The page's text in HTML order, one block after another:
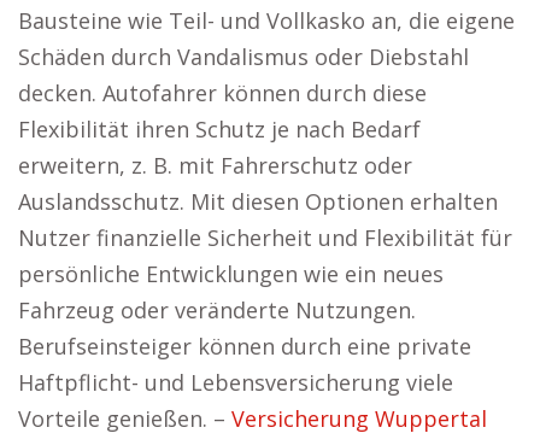
Bausteine wie Teil- und Vollkasko an, die eigene
Schäden durch Vandalismus oder Diebstahl
decken. Autofahrer können durch diese
Flexibilität ihren Schutz je nach Bedarf
erweitern, z. B. mit Fahrerschutz oder
Auslandsschutz. Mit diesen Optionen erhalten
Nutzer finanzielle Sicherheit und Flexibilität für
persönliche Entwicklungen wie ein neues
Fahrzeug oder veränderte Nutzungen.
Berufseinsteiger können durch eine private
Haftpflicht- und Lebensversicherung viele
Vorteile genießen. – Versicherung Wuppertal